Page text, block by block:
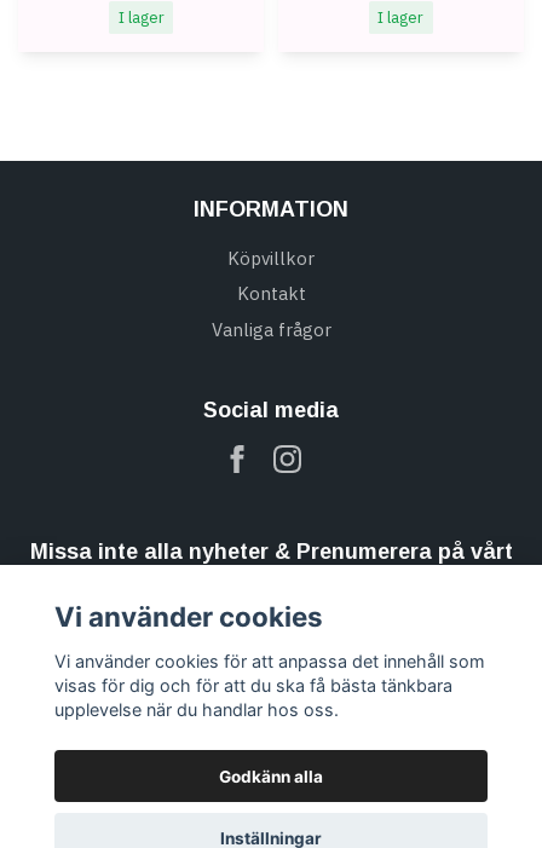
I lager I lager
INFORMATION
Köpvillkor
Kontakt
Vanliga frågor
Social media
Missa inte alla nyheter & Prenumerera på vårt
Vi använder cookies
Vi använder cookies för att anpassa det innehåll som
visas för dig och för att du ska få bästa tänkbara
upplevelse när du handlar hos oss.
Godkänn alla
Inställningar